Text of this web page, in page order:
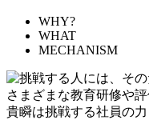
WHY?
WHAT
MECHANISM
さまざまな教育研修や評
貴瞬は挑戦する社員の力